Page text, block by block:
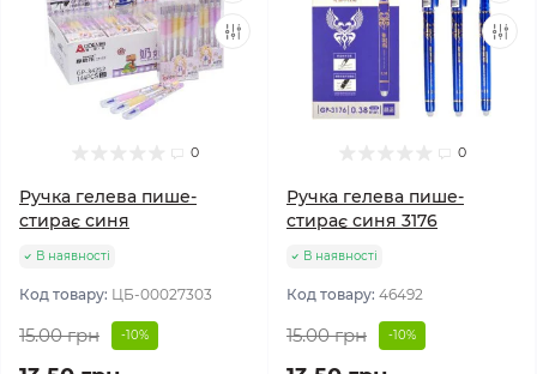
0
Ручка гелева пише-
стирає синя
В наявності
Код товару: ЦБ-00027303
15.00 грн -10%
0
Ручка гелева пише-
стирає синя 3176
В наявності
Код товару: 46492
15.00 грн -10%